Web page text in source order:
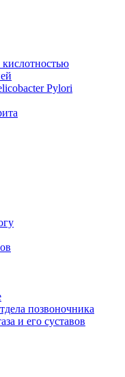
Pylori
позвоночника
и его суставов